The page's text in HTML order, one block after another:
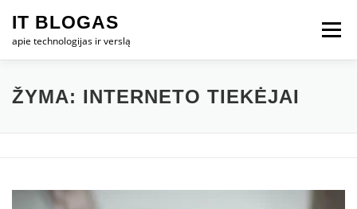
turinio
IT BLOGAS
apie technologijas ir verslą
Meniu
PRADŽIA IT VERSLAS KOMPIUTERIAI
ŽYMA: INTERNETO TIEKĖJAI